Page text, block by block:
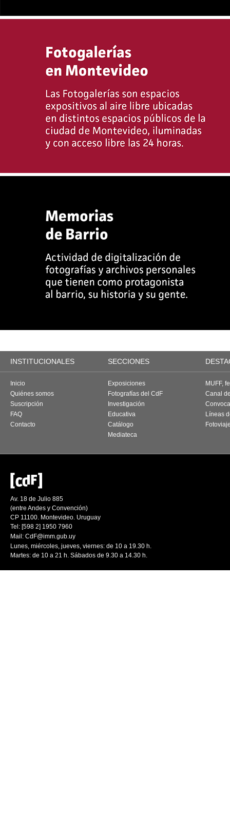
INSTITUCIONALES SECCIONES
Inicio
Quiénes somos
Suscripción
FAQ
Contacto
Exposiciones
Fotografías del CdF
Investigación
Educativa
Catálogo
Mediateca
MUFF,
Canal
Líneas
Av. 18 de Julio 885
(entre Andes y Convención)
CP 11100. Montevideo. Uruguay
Tel: [598 2] 1950 7960
Mail: CdF@imm.gub.uy
Lunes, miércoles, jueves, viernes: de 10 a 19.30 h.
Martes: de 10 a 21 h. Sábados de 9.30 a 14.30 h.